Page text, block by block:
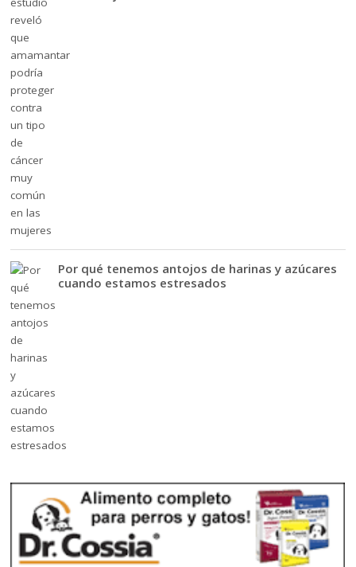
Por qué tenemos antojos de harinas y azúcares
cuando estamos estresados